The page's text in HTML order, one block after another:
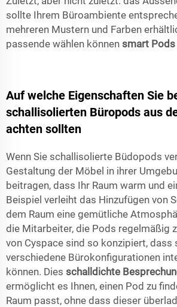
sollte Ihrem Büroambiente
mehreren Mustern und Farben
passende wählen können smart Pods
Auf welche Eigenschaften Sie
schallisolierten Büropods aus
achten sollten
Wenn Sie schallisolierte Büdopods
Gestaltung der Möbel in ihrer
beitragen, dass Ihr Raum warm und
Beispiel verleiht das Hinzufügen von
dem Raum eine gemütliche
die Mitarbeiter, die Pods regelmäßig
von Cyspace sind so konzipiert, dass
verschiedene Bürokonfigurationen
können. Dies schalldichte
ermöglicht es Ihnen, einen Pod zu
Raum passt, ohne dass dieser